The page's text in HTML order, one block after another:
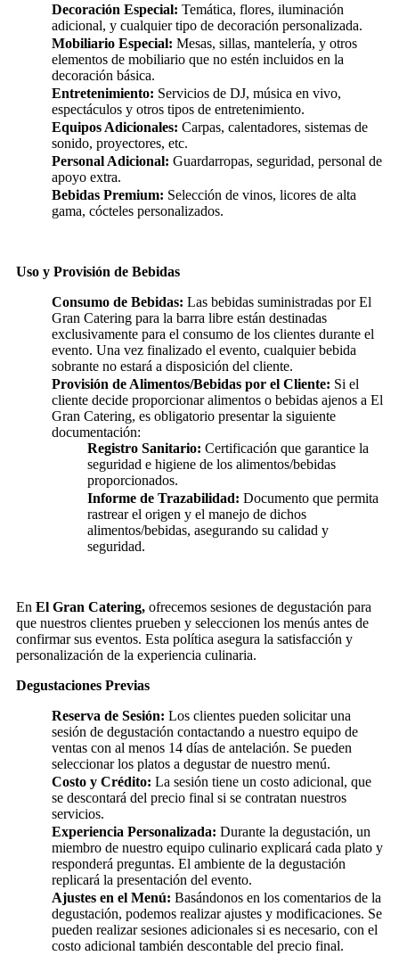
Decoración Especial: Temática, flores, iluminación
adicional, y cualquier tipo de decoración personalizada.
Mobiliario Especial: Mesas, sillas, mantelería, y otros
elementos de mobiliario que no estén incluidos en la
decoración básica.
Entretenimiento: Servicios de DJ, música en vivo,
espectáculos y otros tipos de entretenimiento.
Equipos Adicionales: Carpas, calentadores, sistemas de
sonido, proyectores, etc.
Personal Adicional: Guardarropas, seguridad, personal de
apoyo extra.
Bebidas Premium: Selección de vinos, licores de alta
gama, cócteles personalizados.
Uso y Provisión de Bebidas
Consumo de Bebidas: Las bebidas suministradas por El
Gran Catering para la barra libre están destinadas
exclusivamente para el consumo de los clientes durante el
evento. Una vez finalizado el evento, cualquier bebida
sobrante no estará a disposición del cliente.
Provisión de Alimentos/Bebidas por el Cliente: Si el
cliente decide proporcionar alimentos o bebidas ajenos a El
Gran Catering, es obligatorio presentar la siguiente
documentación:
Registro Sanitario: Certificación que garantice la
seguridad e higiene de los alimentos/bebidas
proporcionados.
Informe de Trazabilidad: Documento que permita
rastrear el origen y el manejo de dichos
alimentos/bebidas, asegurando su calidad y
seguridad.
En El Gran Catering, ofrecemos sesiones de degustación para
que nuestros clientes prueben y seleccionen los menús antes de
confirmar sus eventos. Esta política asegura la satisfacción y
personalización de la experiencia culinaria.
Degustaciones Previas
Reserva de Sesión: Los clientes pueden solicitar una
sesión de degustación contactando a nuestro equipo de
ventas con al menos 14 días de antelación. Se pueden
seleccionar los platos a degustar de nuestro menú.
Costo y Crédito: La sesión tiene un costo adicional, que
se descontará del precio final si se contratan nuestros
servicios.
Experiencia Personalizada: Durante la degustación, un
miembro de nuestro equipo culinario explicará cada plato y
responderá preguntas. El ambiente de la degustación
replicará la presentación del evento.
Ajustes en el Menú: Basándonos en los comentarios de la
degustación, podemos realizar ajustes y modificaciones. Se
pueden realizar sesiones adicionales si es necesario, con el
costo adicional también descontable del precio final.